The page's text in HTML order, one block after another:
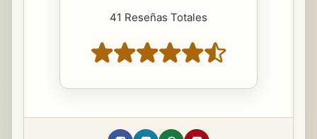
41 Reseñas Totales